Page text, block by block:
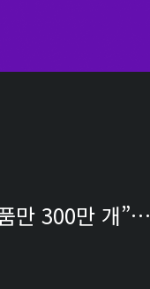
만 300만 개